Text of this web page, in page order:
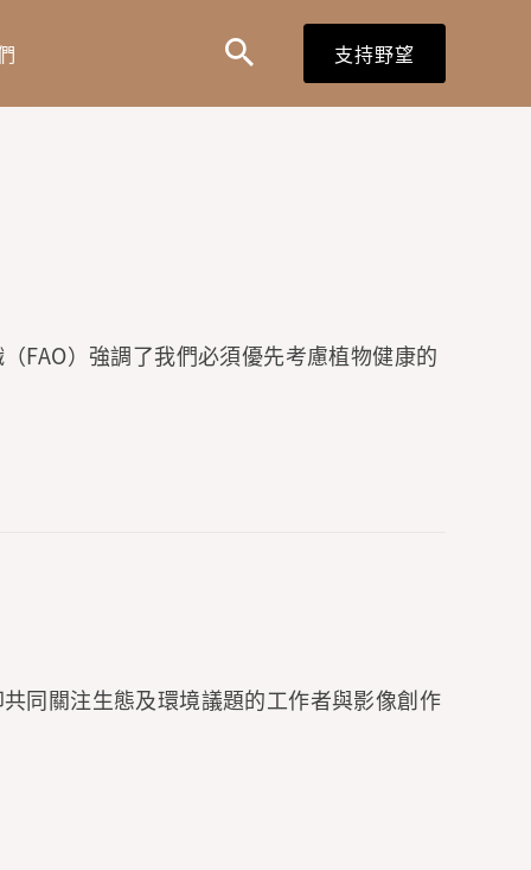
搜
尋
支持野望
FAO）強調了我們必須優先考慮植物健康的
同關注生態及環境議題的工作者與影像創作